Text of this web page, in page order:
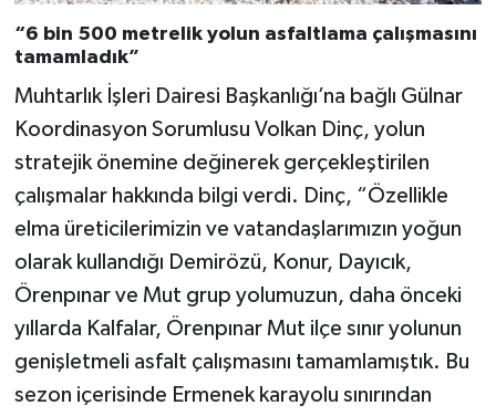
“6 bin 500 metrelik yolun asfaltlama çalışmasını
tamamladık”
Muhtarlık İşleri Dairesi Başkanlığı’na bağlı Gülnar
Koordinasyon Sorumlusu Volkan Dinç, yolun
stratejik önemine değinerek gerçekleştirilen
çalışmalar hakkında bilgi verdi. Dinç, “Özellikle
elma üreticilerimizin ve vatandaşlarımızın yoğun
olarak kullandığı Demirözü, Konur, Dayıcık,
Örenpınar ve Mut grup yolumuzun, daha önceki
yıllarda Kalfalar, Örenpınar Mut ilçe sınır yolunun
genişletmeli asfalt çalışmasını tamamlamıştık. Bu
sezon içerisinde Ermenek karayolu sınırından